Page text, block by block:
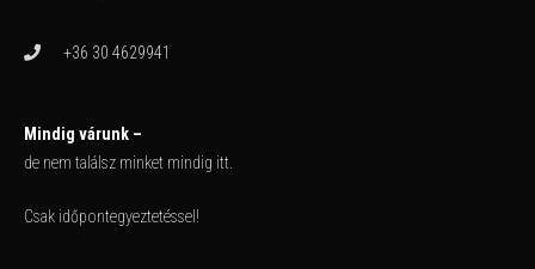
+36 30 4629941
Mindig várunk –
de nem találsz minket mindig itt.
Csak időpontegyeztetéssel!